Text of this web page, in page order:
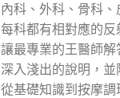
內科、外科、骨科
每科都有相對應的反
讓最專業的王醫師解
深入淺出的說明，並
從基礎知識到按摩調